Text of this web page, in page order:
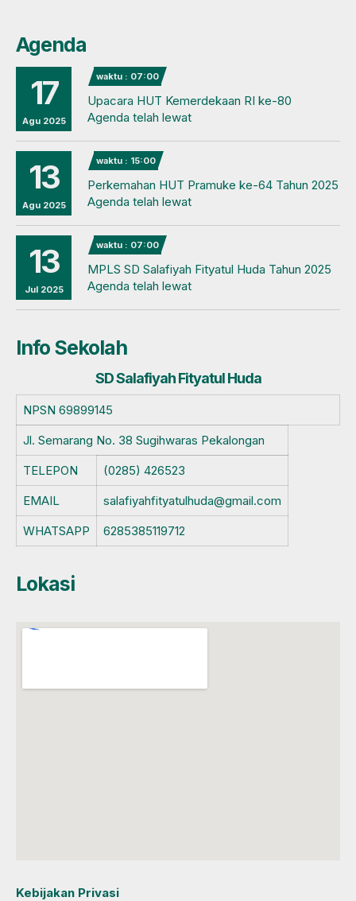
Agenda
17
Agu 2025
waktu : 07:00
Upacara HUT Kemerdekaan RI ke-80
Agenda telah lewat
13
Agu 2025
waktu : 15:00
Perkemahan HUT Pramuke ke-64 Tahun 2025
Agenda telah lewat
13
Jul 2025
waktu : 07:00
MPLS SD Salafiyah Fityatul Huda Tahun 2025
Agenda telah lewat
Info Sekolah
SD Salafiyah Fityatul Huda
NPSN 69899145
Jl. Semarang No. 38 Sugihwaras Pekalongan
TELEPON
(0285) 426523
EMAIL
salafiyahfityatulhuda@gmail.com
WHATSAPP
6285385119712
Lokasi
Kebijakan Privasi